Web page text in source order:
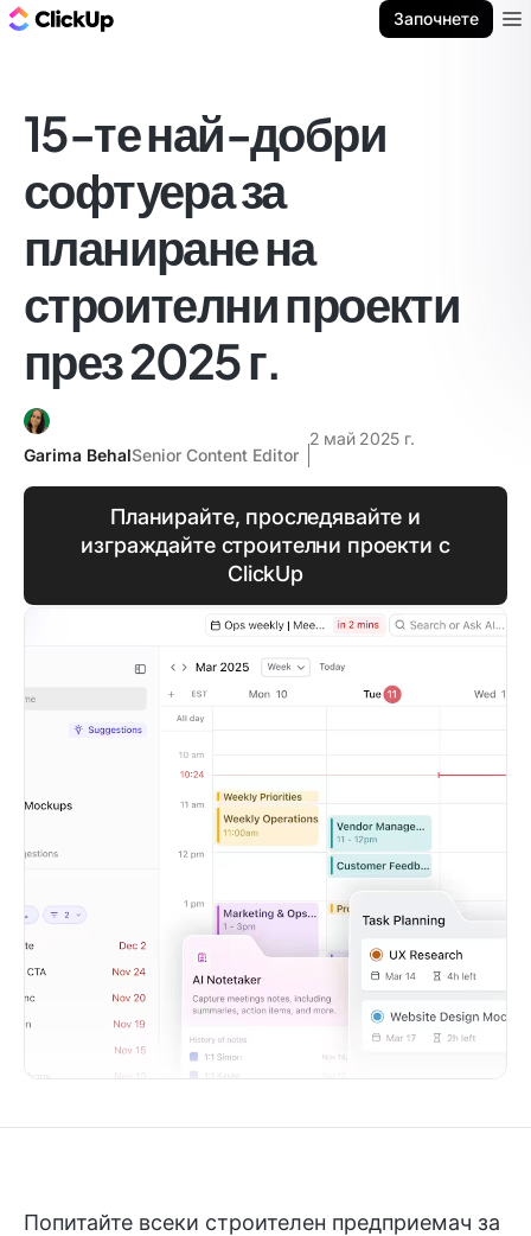
Започнете
15-те най-добри
софтуера за
планиране на
строителни проекти
през 2025 г.
Garima BehalSenior Content Editor
2 май 2025 г.
Планирайте, проследявайте и
изграждайте строителни проекти с
ClickUp
Попитайте всеки строителен предприемач за